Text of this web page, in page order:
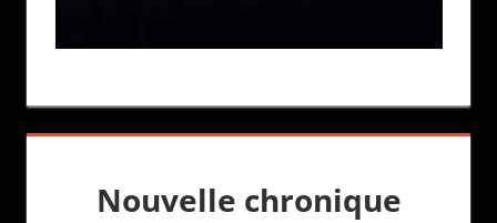
Nouvelle chronique